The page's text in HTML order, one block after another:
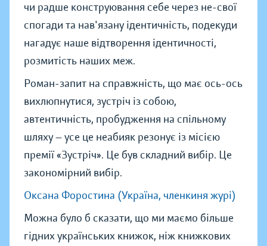
чи радше конструювання себе через не-свої
спогади та нав'язану ідентичність, подекуди
нагадує наше відтворення ідентичності,
розмитість наших меж.
Роман-запит на справжність, що має ось-ось
вихлюпнутися, зустріч із собою,
автентичність, пробудження на спільному
шляху — усе це неабияк резонує із місією
премії «Зустріч». Це був складний вибір. Це
закономірний вибір.
Оксана Форостина (Україна, членкиня журі)
Можна було б сказати, що ми маємо більше
гідних українських книжок, ніж книжкових